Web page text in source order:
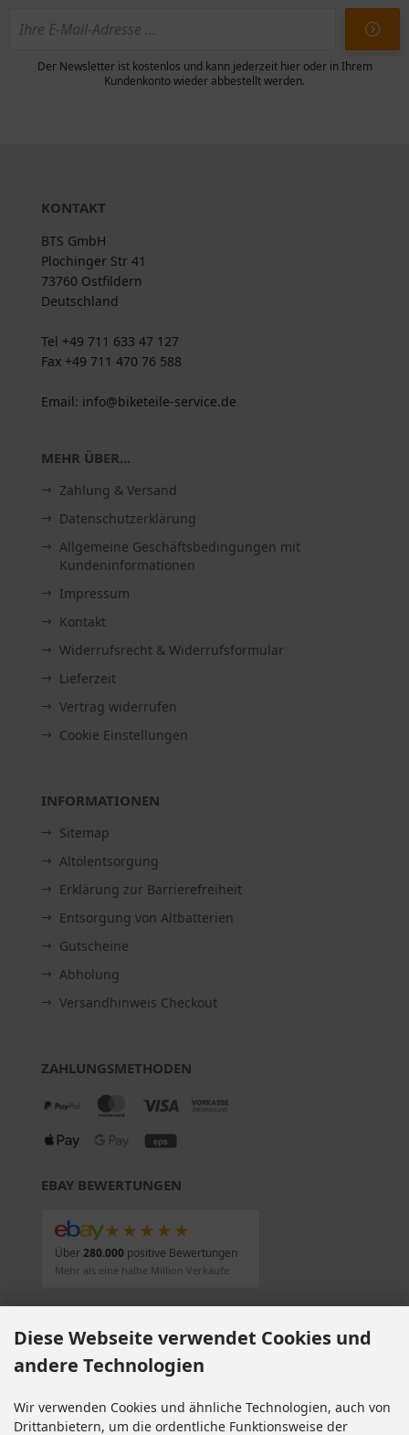
Der Newsletter ist kostenlos und kann jederzeit hier oder in Ihrem
Kundenkonto wieder abbestellt werden.
KONTAKT
BTS GmbH
Plochinger Str 41
73760 Ostfildern
Deutschland
Tel +49 711 633 47 127
Fax +49 711 470 76 588
Email: info@biketeile-service.de
MEHR ÜBER...
Zahlung & Versand
Datenschutzerklärung
Allgemeine Geschäftsbedingungen mit
Kundeninformationen
Impressum
Kontakt
Widerrufsrecht & Widerrufsformular
Lieferzeit
Vertrag widerrufen
Cookie Einstellungen
INFORMATIONEN
Sitemap
Altölentsorgung
Erklärung zur Barrierefreiheit
Entsorgung von Altbatterien
Gutscheine
Abholung
Versandhinweis Checkout
ZAHLUNGSMETHODEN
EBAY BEWERTUNGEN
★★★★★
Über280.000 positive Bewertungen
Mehr als eine halbe Million Verkäufe
Alle Preise inkl. gesetzl. MwSt. zzgl. Versandkosten . Die durchgestrichenen Preise
Diese Webseite verwendet Cookies und
andere Technologien
Wir verwenden Cookies und ähnliche Technologien, auch von
Drittanbietern, um die ordentliche Funktionsweise der